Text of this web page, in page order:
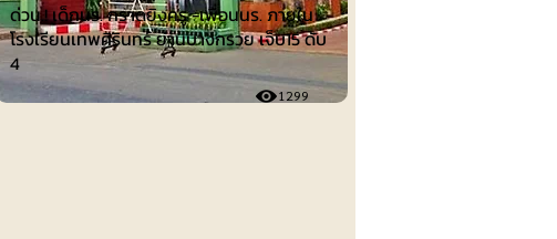
ด่วน.! เด็กนร. กราดยิงครู -เพื่อนนร. ภายใน
โรงเรียนเทพศิรินทร์ ย่านบางกรวย เจ็บ15 ดับ
4
1299